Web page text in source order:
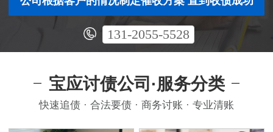
131-2055-5528
宝应讨债公司·服务分类
快速追债 · 合法要债 · 商务讨账 · 专业清账